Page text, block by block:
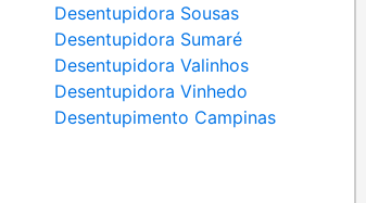
Desentupidora Sousas
Desentupidora Sumaré
Desentupidora Valinhos
Desentupidora Vinhedo
Desentupimento Campinas